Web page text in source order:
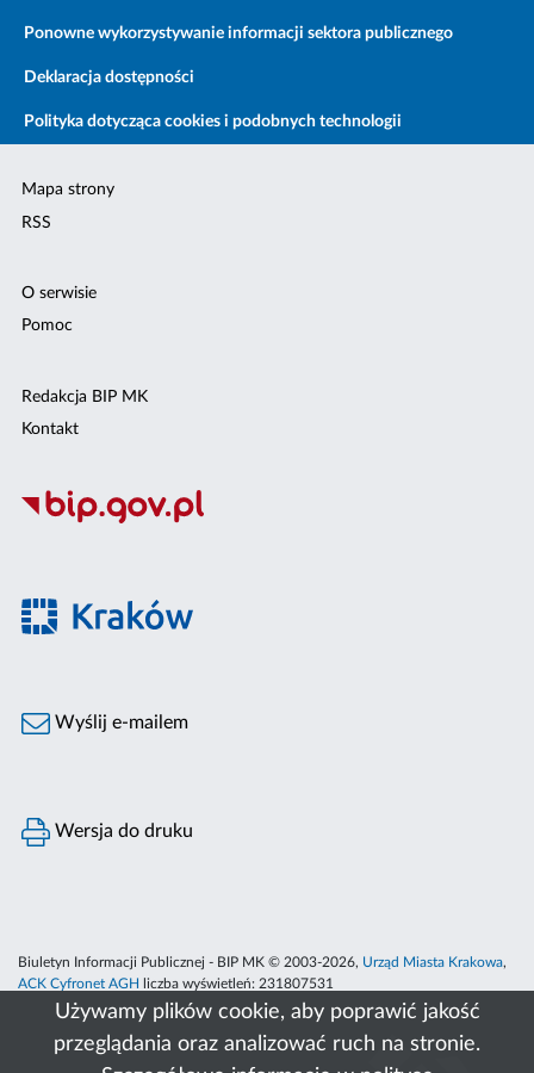
Używamy plików cookie, aby poprawić jakość
przeglądania oraz analizować ruch na stronie.
Ponowne wykorzystywanie informacji sektora publicznego
Deklaracja dostępności
Polityka dotycząca cookies i podobnych technologii
Mapa strony
RSS
O serwisie
Pomoc
Redakcja BIP MK
Kontakt
Wyślij e-mailem
Wersja do druku
Biuletyn Informacji Publicznej - BIP MK © 2003-2026, Urząd Miasta Krakowa,
ACK Cyfronet AGH
liczba wyświetleń: 231807531